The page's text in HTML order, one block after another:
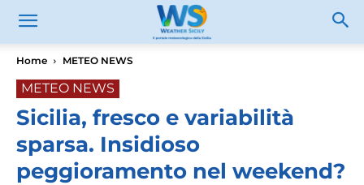
Home METEO NEWS
METEO NEWS
Sicilia, fresco e variabilità
sparsa. Insidioso
peggioramento nel weekend?